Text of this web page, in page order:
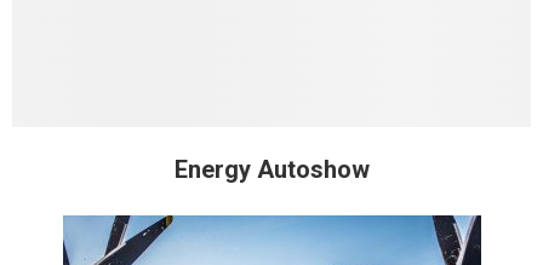
Еnergy Autoshow